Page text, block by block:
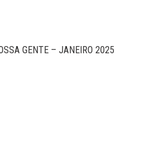
GENTE – JANEIRO 2025